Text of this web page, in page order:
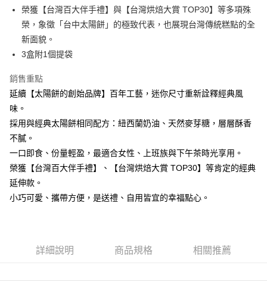
【中秋預購 85折】宅配
每筆NT$160，滿NT$3,000(含以上)免運費
榮獲【台灣百大伴手禮】與【台灣烘焙大賞 TOP30】等多項殊
榮，象徵「台中太陽餅」的極致代表，也展現台灣傳統糕點的全
新面貌。
3盒附1個提袋
銷售重點
延續【太陽餅的創始品牌】百年工藝，迷你尺寸重新詮釋經典風
味。
採用與經典太陽餅相同配方：紐西蘭奶油、天然麥芽糖，層層酥香
不膩。
一口即食、份量輕盈，最適合女性、上班族與下午茶時光享用。
榮獲【台灣百大伴手禮】、【台灣烘焙大賞 TOP30】等肯定的經典
延伸款。
小巧可愛、攜帶方便，是送禮、自用皆宜的幸福點心。
詳細說明 商品規格 相關推薦